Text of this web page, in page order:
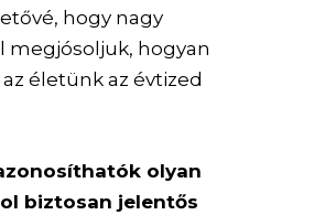
hogy nagy
megjósoljuk, hogyan
életünk az évtized
olyan
biztosan jelentős